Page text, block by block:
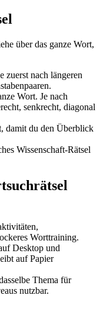
über das ganze Wort,
zuerst nach längeren
Wort. Je nach
senkrecht, diagonal
damit du den Überblick
Wissenschaft-Rätsel
Worttraining.
Desktop und
auf Papier
Thema für
nutzbar.